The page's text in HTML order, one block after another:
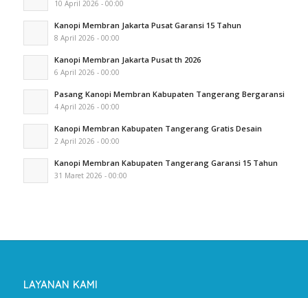
10 April 2026 - 00:00
Kanopi Membran Jakarta Pusat Garansi 15 Tahun
8 April 2026 - 00:00
Kanopi Membran Jakarta Pusat th 2026
6 April 2026 - 00:00
Pasang Kanopi Membran Kabupaten Tangerang Bergaransi
4 April 2026 - 00:00
Kanopi Membran Kabupaten Tangerang Gratis Desain
2 April 2026 - 00:00
Kanopi Membran Kabupaten Tangerang Garansi 15 Tahun
31 Maret 2026 - 00:00
LAYANAN KAMI